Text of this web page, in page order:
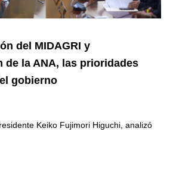
del MIDAGRI y
de la ANA, las prioridades
gobierno
Keiko Fujimori Higuchi, analizó